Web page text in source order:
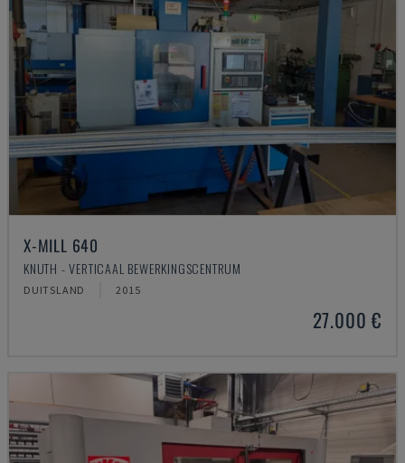
X-MILL 640
KNUTH - VERTICAAL BEWERKINGSCENTRUM
DUITSLAND 2015
27.000 €